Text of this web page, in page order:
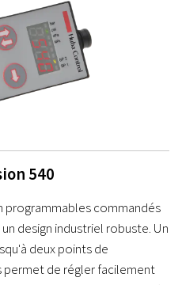
540
programmables commandés
design industriel robuste. Un
deux points de
de régler facilement